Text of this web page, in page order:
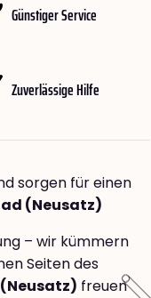
Günstiger Service
Zuverlässige Hilfe
sorgen für einen
(Neusatz)
– wir kümmern
Seiten des
freuen